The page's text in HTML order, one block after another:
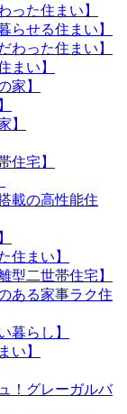
った住まい】
らせる住まい】
わった住まい】
まい】
家】
】
住宅】
載の高性能住
住まい】
型二世帯住宅】
ある家事ラク住
暮らし】
い】
！グレーガルバ